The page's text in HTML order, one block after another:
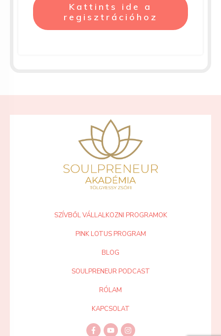
Kattints ide a
regisztrációhoz
SZÍVBŐL VÁLLALKOZNI PROGRAMOK
PINK LOTUS PROGRAM
BLOG
SOULPRENEUR PODCAST
RÓLAM
KAPCSOLAT